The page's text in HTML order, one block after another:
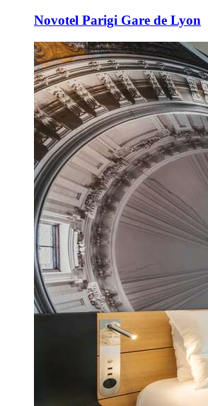
Novotel Parigi Gare de Lyon